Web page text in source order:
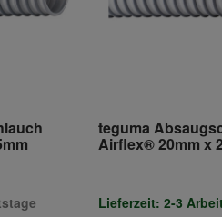
teguma
Airflex® 20mm x
Lieferzeit: 2-3